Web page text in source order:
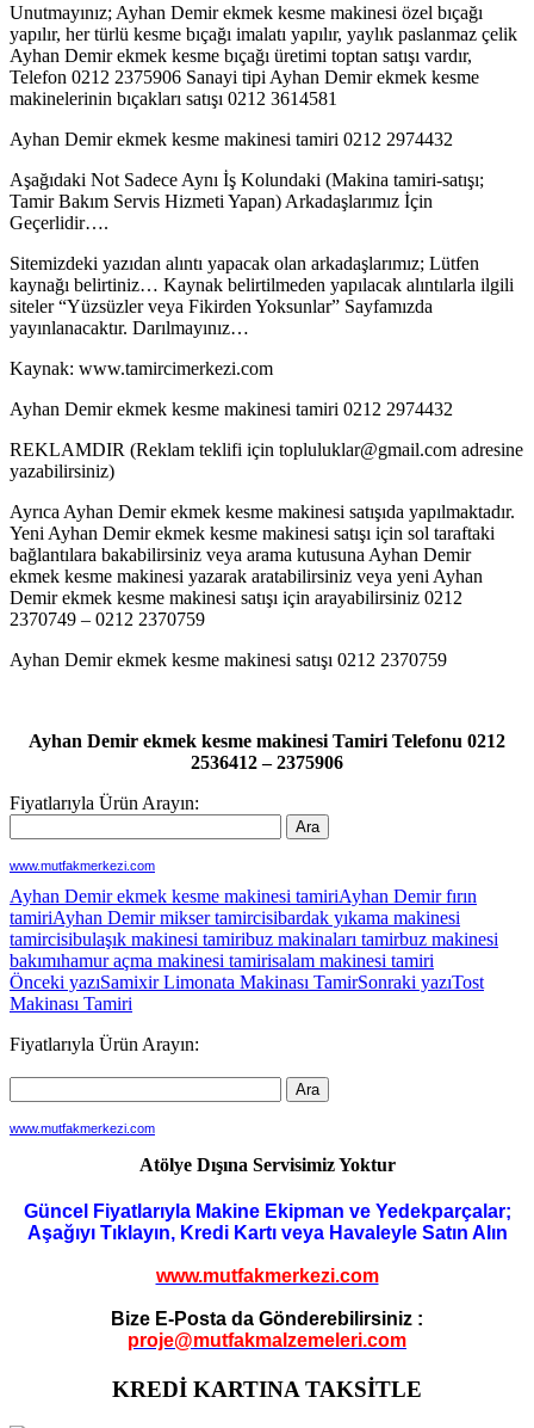
Unutmayınız; Ayhan Demir ekmek kesme makinesi özel bıçağı
yapılır, her türlü kesme bıçağı imalatı yapılır, yaylık paslanmaz çelik
Ayhan Demir ekmek kesme bıçağı üretimi toptan satışı vardır,
Telefon 0212 2375906 Sanayi tipi Ayhan Demir ekmek kesme
makinelerinin bıçakları satışı 0212 3614581
Ayhan Demir ekmek kesme makinesi tamiri 0212 2974432
Aşağıdaki Not Sadece Aynı İş Kolundaki (Makina tamiri-satışı;
Tamir Bakım Servis Hizmeti Yapan) Arkadaşlarımız İçin
Geçerlidir….
Sitemizdeki yazıdan alıntı yapacak olan arkadaşlarımız; Lütfen
kaynağı belirtiniz… Kaynak belirtilmeden yapılacak alıntılarla ilgili
siteler “Yüzsüzler veya Fikirden Yoksunlar” Sayfamızda
yayınlanacaktır. Darılmayınız…
Kaynak: www.tamircimerkezi.com
Ayhan Demir ekmek kesme makinesi tamiri 0212 2974432
REKLAMDIR (Reklam teklifi için topluluklar@gmail.com adresine
yazabilirsiniz)
Ayrıca Ayhan Demir ekmek kesme makinesi satışıda yapılmaktadır.
Yeni Ayhan Demir ekmek kesme makinesi satışı için sol taraftaki
bağlantılara bakabilirsiniz veya arama kutusuna Ayhan Demir
ekmek kesme makinesi yazarak aratabilirsiniz veya yeni Ayhan
Demir ekmek kesme makinesi satışı için arayabilirsiniz 0212
2370749 – 0212 2370759
Ayhan Demir ekmek kesme makinesi satışı 0212 2370759
Ayhan Demir ekmek kesme makinesi Tamiri Telefonu 0212
2536412 – 2375906
Fiyatlarıyla Ürün Arayın:
www.mutfakmerkezi.com
Ayhan Demir ekmek kesme makinesi tamiriAyhan Demir fırın
tamiriAyhan Demir mikser tamircisibardak yıkama makinesi
tamircisibulaşık makinesi tamiribuz makinaları tamirbuz makinesi
bakımıhamur açma makinesi tamirisalam makinesi tamiri
Yazı
dolaşımı
Önceki yazıSamixir Limonata Makinası TamirSonraki yazıTost
Makinası Tamiri
Fiyatlarıyla Ürün Arayın:
www.mutfakmerkezi.com
Atölye Dışına Servisimiz Yoktur
Güncel Fiyatlarıyla Makine Ekipman ve Yedekparçalar;
Aşağıyı Tıklayın, Kredi Kartı veya Havaleyle Satın Alın
www.mutfakmerkezi.com
Bize E-Posta da Gönderebilirsiniz :
proje@mutfakmalzemeleri.com
KREDİ KARTINA TAKSİTLE